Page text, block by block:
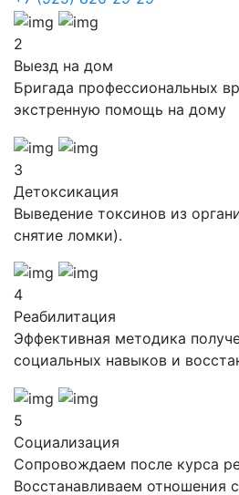
2
Выезд на дом
Бригада профессиональных
экстренную помощь на дому
3
Детоксикация
Выведение токсинов из
снятие ломки).
4
Реабилитация
Эффективная методика
социальных навыков и
5
Социализация
Сопровождаем после курса
Восстанавливаем отношения